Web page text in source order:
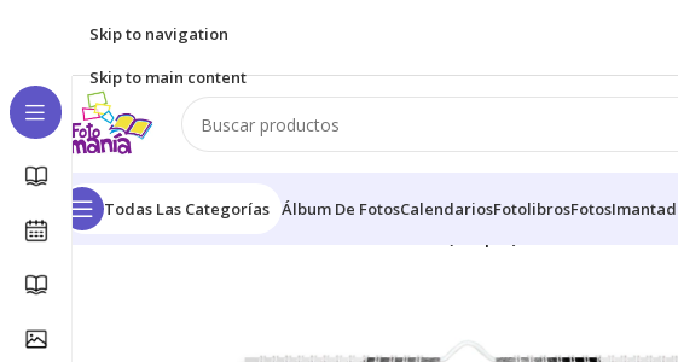
Skip to navigation
Skip to main content
Todas Las Categorías Álbum De FotosCalendariosFotolibrosFotos
Inicio